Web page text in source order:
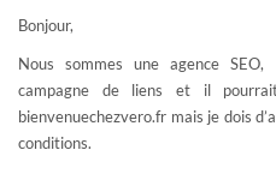
Bonjour,
Nous sommes une agence
campagne de liens et il
bienvenuechezvero.fr mais je dois
conditions.